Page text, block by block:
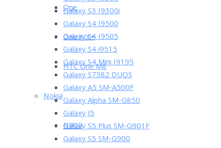
One
One X/X+
HTC One M8
Nokia
N900
Galaxy S3 I9300i
Galaxy S4 I9500
Galaxy S4 I9505
Galaxy S4 i9515
Galaxy S4 Mini I9195
Galaxy S7582 DUOS
Galaxy A5 SM-A500F
Galaxy Alpha SM-G850
Galaxy J5
Galaxy S5 Plus SM-G901F
Galaxy S5 SM-G900